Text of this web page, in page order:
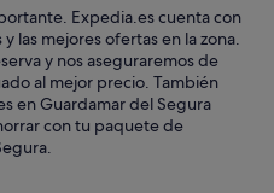
Expedia.es cuenta con
las mejores ofertas en la zona.
y nos aseguraremos de
al mejor precio. También
en Guardamar del Segura
con tu paquete de